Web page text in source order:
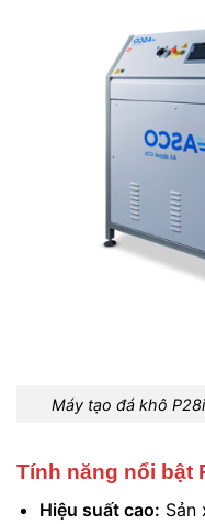
Máy tạo đá khô
Tính năng nổi bật
Hiệu suất cao: Sản